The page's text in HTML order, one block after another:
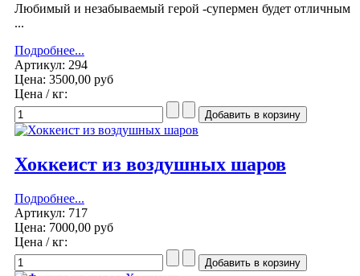
Любимый и незабываемый герой -супермен будет отличным
...
Подробнее...
Артикул: 294
Цена: 3500,00 руб
Цена / кг:
Хоккеист из воздушных шаров
Подробнее...
Артикул: 717
Цена: 7000,00 руб
Цена / кг: